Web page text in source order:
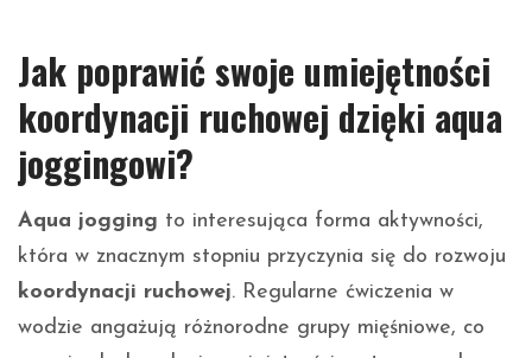
Jak poprawić swoje umiejętności
koordynacji ruchowej dzięki aqua
joggingowi?
Aqua jogging to interesująca forma aktywności,
która w znacznym stopniu przyczynia się do rozwoju
koordynacji ruchowej. Regularne ćwiczenia w
wodzie angażują różnorodne grupy mięśniowe, co